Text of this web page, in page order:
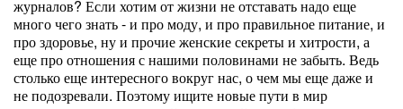
журналов? Если хотим от жизни не отставать надо еще
много чего знать - и про моду, и про правильное питание, и
про здоровье, ну и прочие женские секреты и хитрости, а
еще про отношения с нашими половинами не забыть. Ведь
столько еще интересного вокруг нас, о чем мы еще даже и
не подозревали. Поэтому ищите новые пути в мир